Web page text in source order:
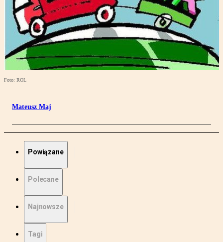
Foto: ROL
Mateusz Maj
Powiązane
Polecane
Najnowsze
Tagi